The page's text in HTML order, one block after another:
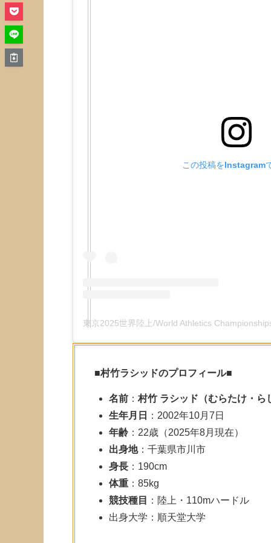
この投稿をInstagram
■村竹ラシッドのプロフィール■
名前 ： 村竹 ラシッド（むらたけ・ら
生年月日
：2002年10月7日
年齢 ：22歳（2025年8月現在）
出身地：千葉県市川市
身長 ：190cm
体重 ：85kg
競技種目
：陸上・110mハードル
出身大学：順天堂大学